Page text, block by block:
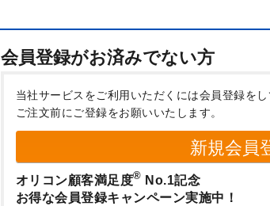
会員登録がお済みでない方
当社サービスをご利用いただくには会員登録をし
ご注文前にご登録をお願いいたします。
新規会員
オリコン顧客満足度® No.1記念
お得な会員登録キャンペーン実施中！